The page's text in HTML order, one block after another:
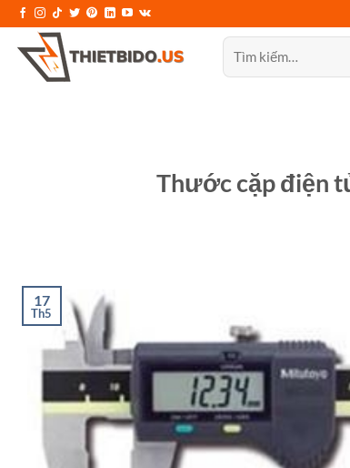
qua
nội
Tìm
kiếm:
Thước cặp điện
17
Th5